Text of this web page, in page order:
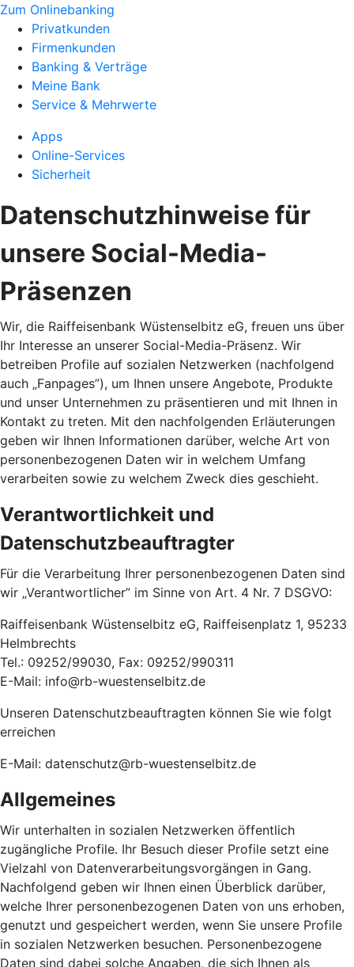
Zum Onlinebanking
Privatkunden
Firmenkunden
Banking & Verträge
Meine Bank
Service & Mehrwerte
Apps
Online-Services
Sicherheit
Datenschutzhinweise für
unsere Social-Media-
Präsenzen
Wir, die Raiffeisenbank Wüstenselbitz eG, freuen uns über
Ihr Interesse an unserer Social-Media-Präsenz. Wir
betreiben Profile auf sozialen Netzwerken (nachfolgend
auch „Fanpages”), um Ihnen unsere Angebote, Produkte
und unser Unternehmen zu präsentieren und mit Ihnen in
Kontakt zu treten. Mit den nachfolgenden Erläuterungen
geben wir Ihnen Informationen darüber, welche Art von
personenbezogenen Daten wir in welchem Umfang
verarbeiten sowie zu welchem Zweck dies geschieht.
Verantwortlichkeit und
Datenschutzbeauftragter
Für die Verarbeitung Ihrer personenbezogenen Daten sind
wir „Verantwortlicher” im Sinne von Art. 4 Nr. 7 DSGVO:
Raiffeisenbank Wüstenselbitz eG, Raiffeisenplatz 1, 95233
Helmbrechts
Tel.: 09252/99030, Fax: 09252/990311
E-Mail: info@rb-wuestenselbitz.de
Unseren Datenschutzbeauftragten können Sie wie folgt
erreichen
E-Mail: datenschutz@rb-wuestenselbitz.de
Allgemeines
Wir unterhalten in sozialen Netzwerken öffentlich
zugängliche Profile. Ihr Besuch dieser Profile setzt eine
Vielzahl von Datenverarbeitungsvorgängen in Gang.
Nachfolgend geben wir Ihnen einen Überblick darüber,
welche Ihrer personenbezogenen Daten von uns erhoben,
genutzt und gespeichert werden, wenn Sie unsere Profile
in sozialen Netzwerken besuchen. Personenbezogene
Daten sind dabei solche Angaben, die sich Ihnen als